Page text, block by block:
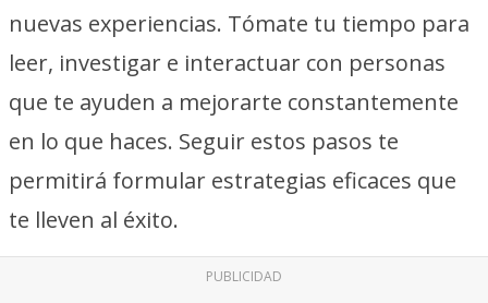
nuevas experiencias. Tómate tu tiempo para
leer, investigar e interactuar con personas
que te ayuden a mejorarte constantemente
en lo que haces. Seguir estos pasos te
permitirá formular estrategias eficaces que
te lleven al éxito.
PUBLICIDAD